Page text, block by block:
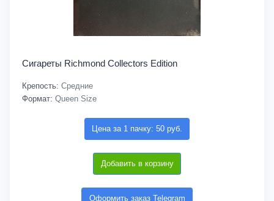
Сигареты Richmond Collectors Edition
Крепость: Средние
Формат: Queen Size
Цена за 1 пачку: 50 руб.
Добавить в корзину
Оформить заказ Telegram